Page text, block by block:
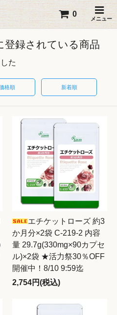
メニュー
0
登録されている商品
た
格順 新着順
エチケットローズ 約3
か月分×2袋 C-219-2 内容
量 29.7g(330mg×90カプセ
ル)×2袋 ★活力祭30％OFF
開催中！8/10 9:59迄
2,754円(税込)